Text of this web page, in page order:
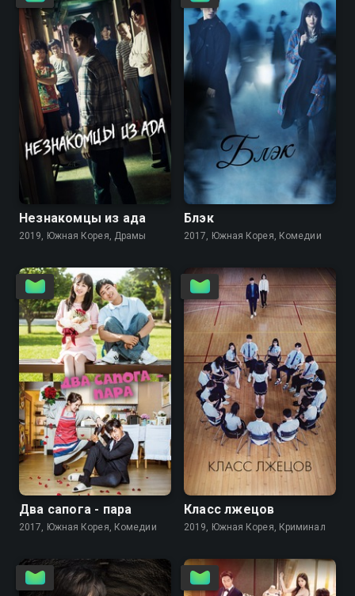
Незнакомцы из ада
2019, Южная Корея, Драмы
7.8
Блэк
2017, Южная Корея, Комедии
8.1
Два сапога - пара
2017, Южная Корея, Комедии
7.7
Класс лжецов
2019, Южная Корея, Криминал